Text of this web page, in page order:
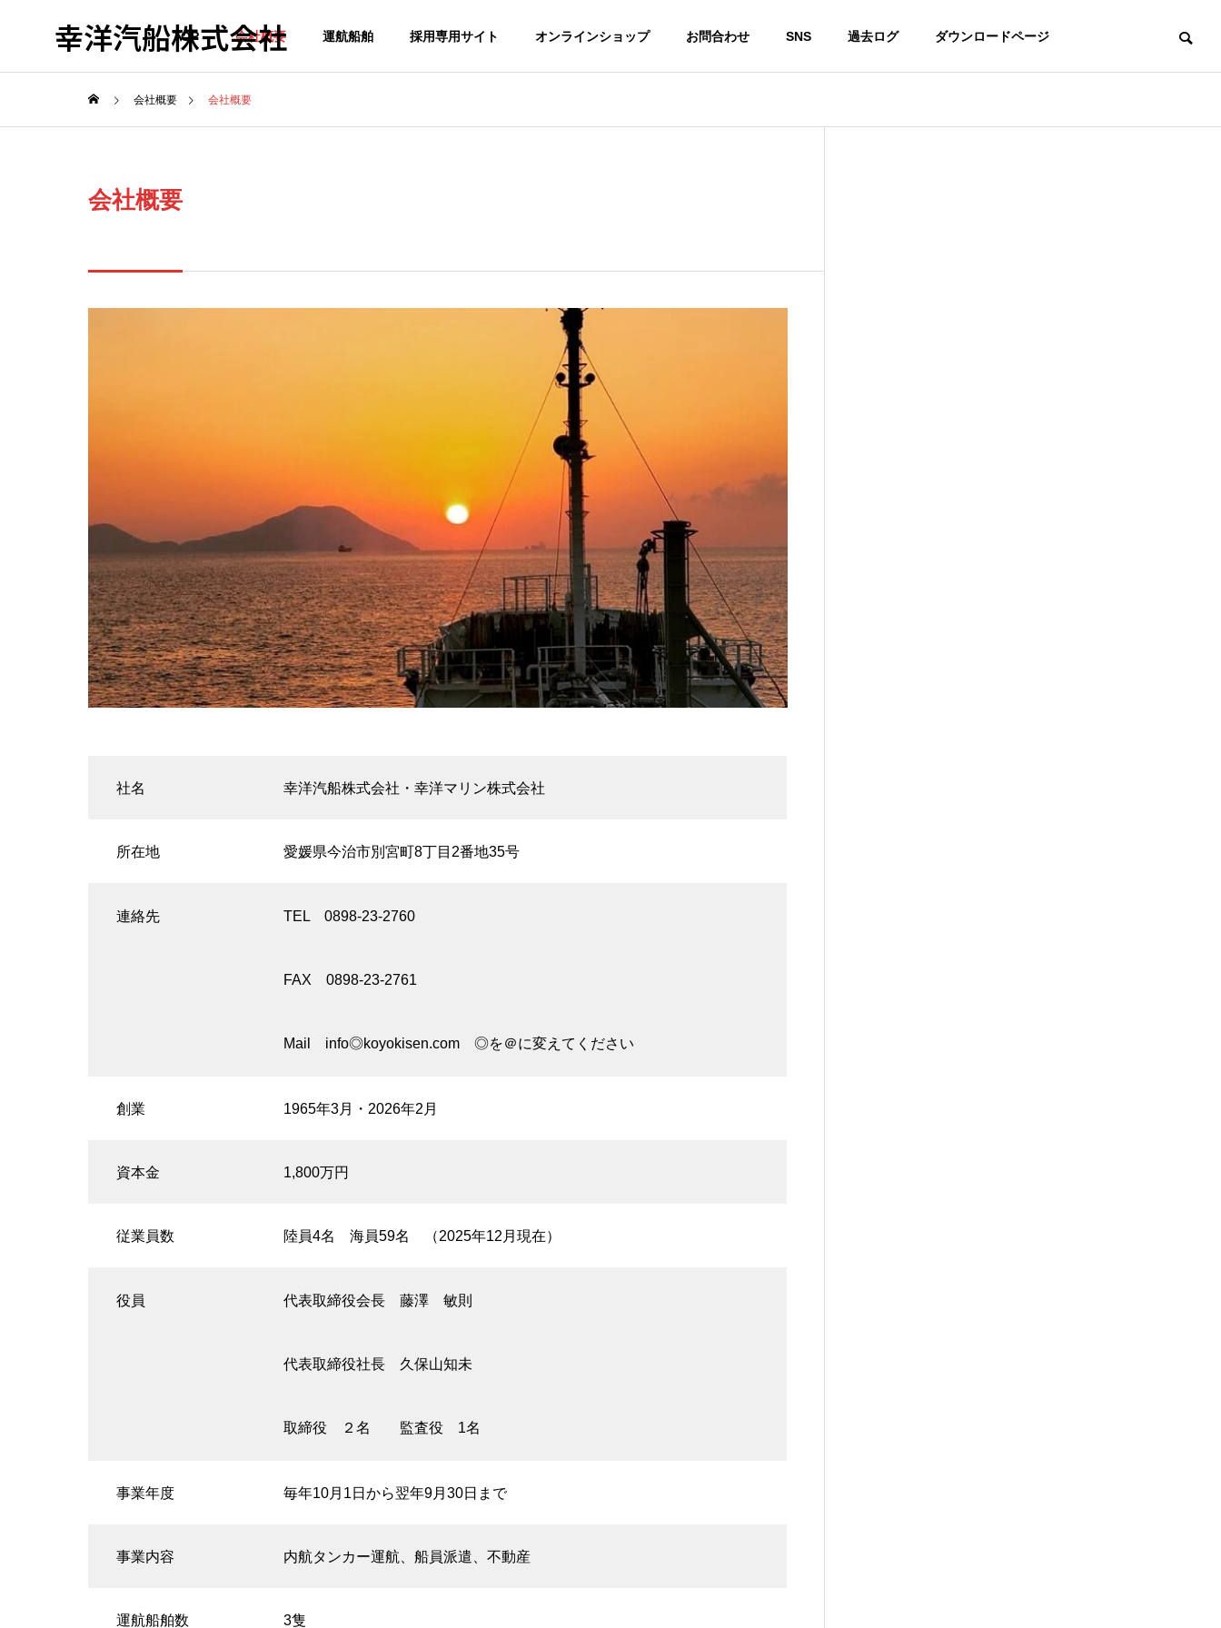
幸洋汽船株式会社
TOP 会社概要 運航船舶 採用専用サイト オンラインショップ お問合わせ SNS 過去ログ ダウンロードページ
会社概要 会社概要
会社概要
社名 幸洋汽船株式会社・幸洋マリン株式会社
所在地 愛媛県今治市別宮町8丁目2番地35号
連絡先 TEL 0898-23-2760
FAX 0898-23-2761
Mail info◎koyokisen.com ◎を＠に変えてください
創業 1965年3月・2026年2月
資本金 1,800万円
従業員数 陸員4名 海員59名 （2025年12月現在）
役員 代表取締役会長 藤澤 敏則
代表取締役社長 久保山知未
取締役 ２名 監査役 1名
事業年度 毎年10月1日から翌年9月30日まで
事業内容 内航タンカー運航、船員派遣、不動産
運航船舶数 3隻